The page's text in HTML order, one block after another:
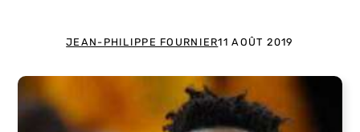
JEAN-PHILIPPE FOURNIER11 AOÛT 2019